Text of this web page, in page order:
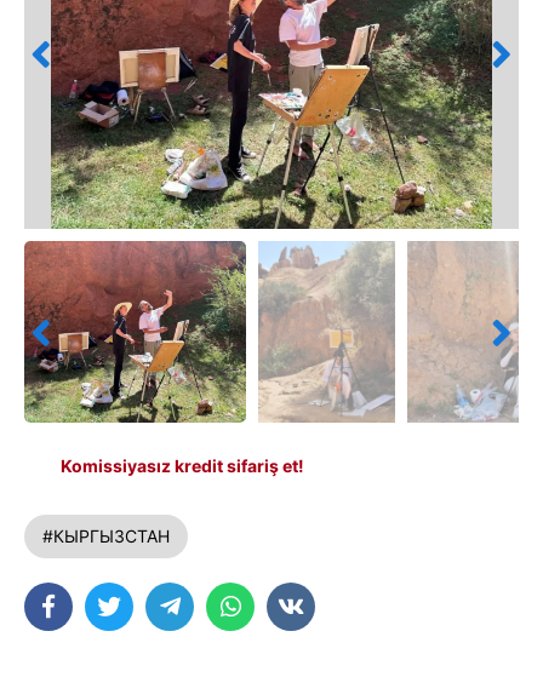
Komissiyasız kredit sifariş et!
#КЫРГЫЗСТАН